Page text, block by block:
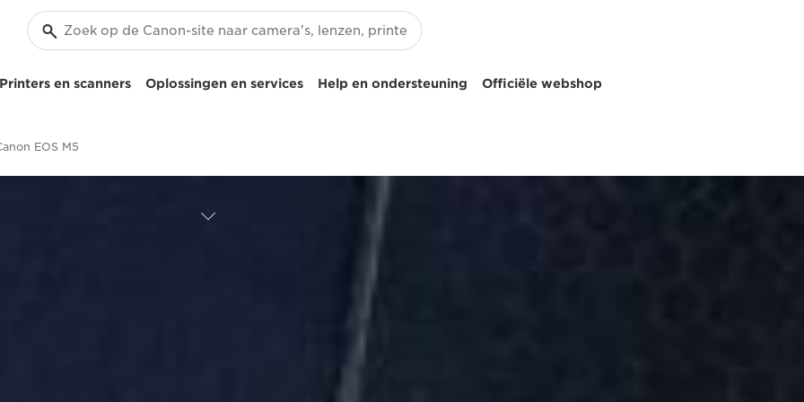
Printers en scanners Oplossingen en services Help en ondersteuning Officiële webshop
EOS M5